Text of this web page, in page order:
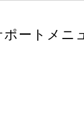
ポートメニ